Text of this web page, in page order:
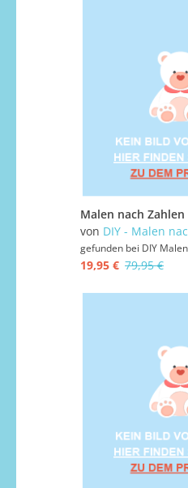
von DIY - Malen
gefunden bei DIY
19,95 € 79,95 €